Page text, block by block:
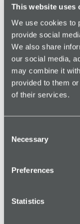
This website uses
We use cookies to
provide social
We also share
our social media,
may combine it
provided to them
of their services.
Selection
Necessary
Preferences
Statistics
sans douleur.
Pour découvrir
travailleurs
Les entreprises
moment leurs
travaillent à
importante en
protection des
payer, mauvaise
des clients et du
s’assurer que